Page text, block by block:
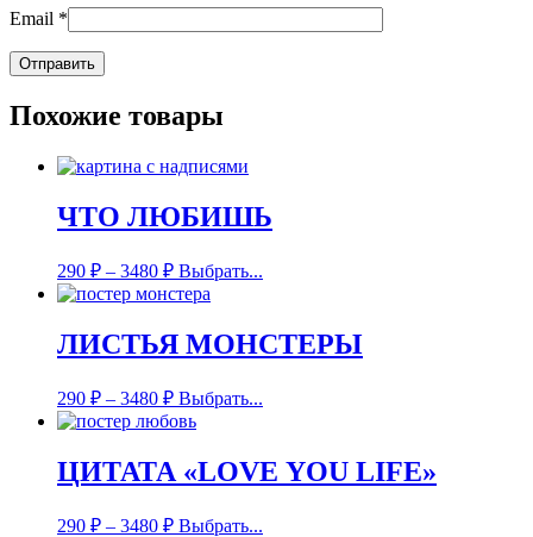
Email *
Похожие товары
ЧТО ЛЮБИШЬ
290 ₽ – 3480 ₽ Выбрать...
ЛИСТЬЯ МОНСТЕРЫ
290 ₽ – 3480 ₽ Выбрать...
ЦИТАТА «LOVE YOU LIFE»
290 ₽ – 3480 ₽ Выбрать...